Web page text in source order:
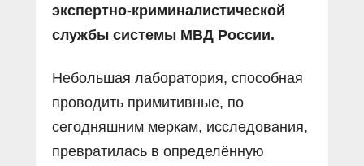
экспертно-криминалистической
службы системы МВД России.
Небольшая лаборатория, способная
проводить примитивные, по
сегодняшним меркам, исследования,
превратилась в определённую